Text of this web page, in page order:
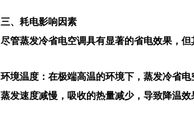
三、耗电影响因素
尽管蒸发冷省电空调具有显著的省电效果，
环境温度：在极端高温的环境下，蒸发冷省
蒸发速度减慢，吸收的热量减少，导致降温效